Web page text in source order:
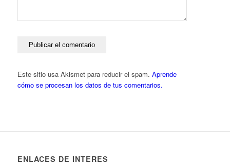
Este sitio usa Akismet para reducir el spam. Aprende
cómo se procesan los datos de tus comentarios.
ENLACES DE INTERES